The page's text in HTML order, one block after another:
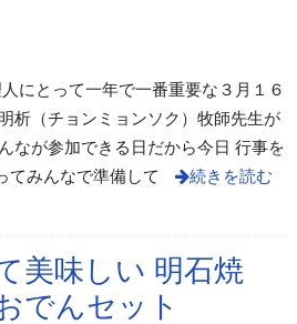
にとって一年で一番重要な３月１６
析（チョンミョンソク）牧師先生が
なが参加できる日だから今日 行事を
てみんなで準備して
続きを読む
美味しい 明石焼
でんセット